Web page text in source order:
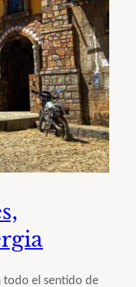
todo el sentido de